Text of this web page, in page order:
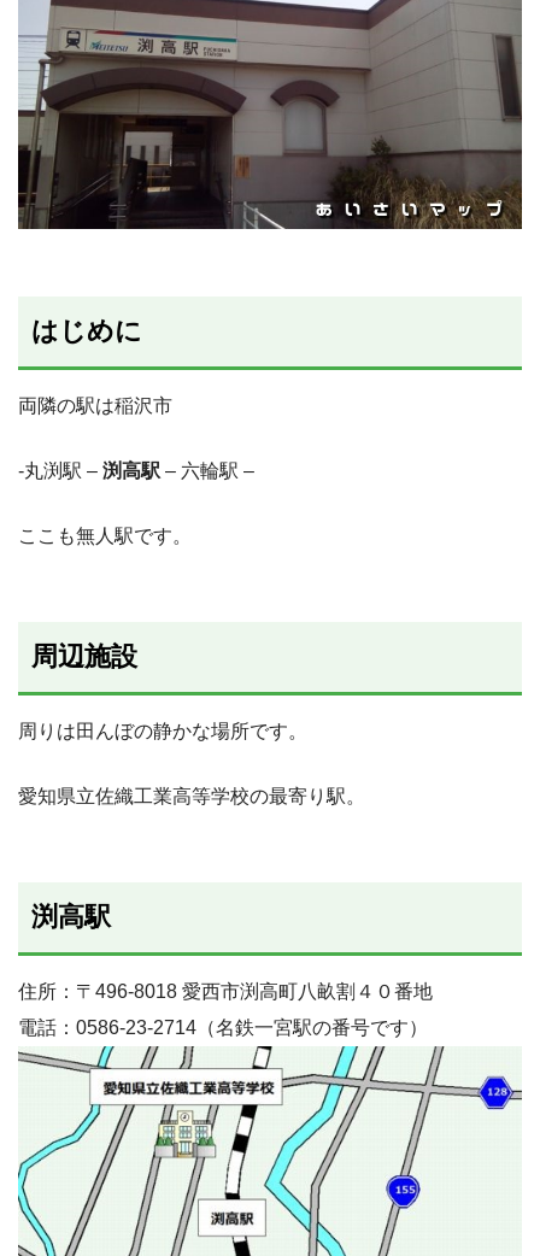
はじめに
両隣の駅は稲沢市
-丸渕駅 – 渕高駅 – 六輪駅 –
ここも無人駅です。
周辺施設
周りは田んぼの静かな場所です。
愛知県立佐織工業高等学校の最寄り駅。
渕高駅
住所：〒496-8018 愛西市渕高町八畝割４０番地
電話：0586-23-2714（名鉄一宮駅の番号です）